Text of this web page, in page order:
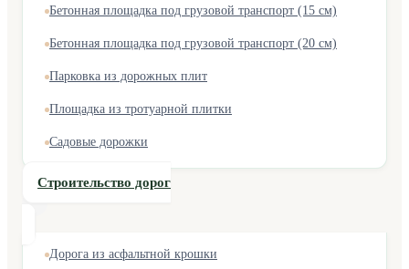
Бетонная площадка под грузовой транспорт (15 см)
Бетонная площадка под грузовой транспорт (20 см)
Парковка из дорожных плит
Площадка из тротуарной плитки
Садовые дорожки
Строительство дорог
Дорога из асфальтной крошки